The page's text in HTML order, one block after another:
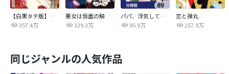
【白黒タテ版】孕むまで乱れいけ～身代わり花嫁と軍服の猛愛
357.4万
悪女は仮面の騎士に騙されない
339.3万
パパ、浮気してるよ？娘と二人でクズ夫を捨てます【分冊版】
95.9万
恋と弾丸
257.9万
同じジャンルの人気作品